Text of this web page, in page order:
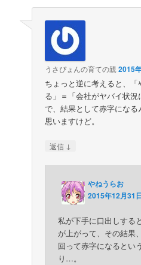
うさぴょんの育ての親 2015
ちょっと逆に考えると、
る」＝「会社がヤバイ状
で、結果として赤字にな
思いますけど。
返信 ↓
やねうらお
2015年12月31
私が下手に口出しする
が上がって、その結果
回って赤字になるとい
り…。